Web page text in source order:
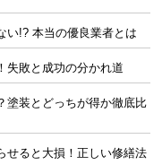
い!? 本当の優良業者とは
失敗と成功の分かれ道
塗装とどっちが得か徹底比
せると大損！正しい修繕法